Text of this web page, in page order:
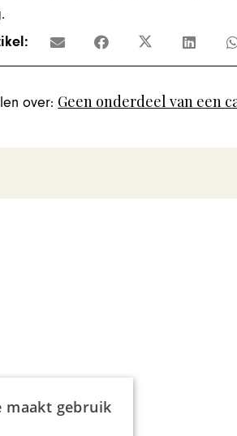
.
over: Geen onderdeel van een
maakt gebruik